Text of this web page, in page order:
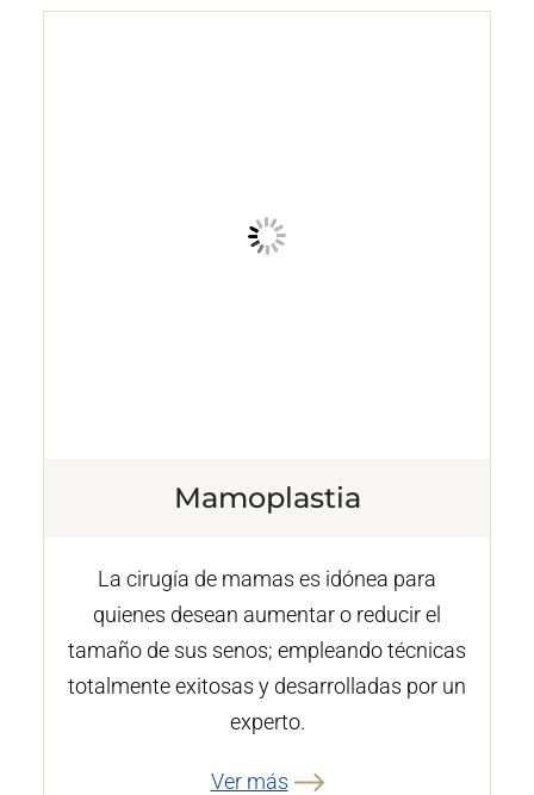
Mamoplastia
La cirugía de mamas es idónea para
quienes desean aumentar o reducir el
tamaño de sus senos; empleando técnicas
totalmente exitosas y desarrolladas por un
experto.
Ver más